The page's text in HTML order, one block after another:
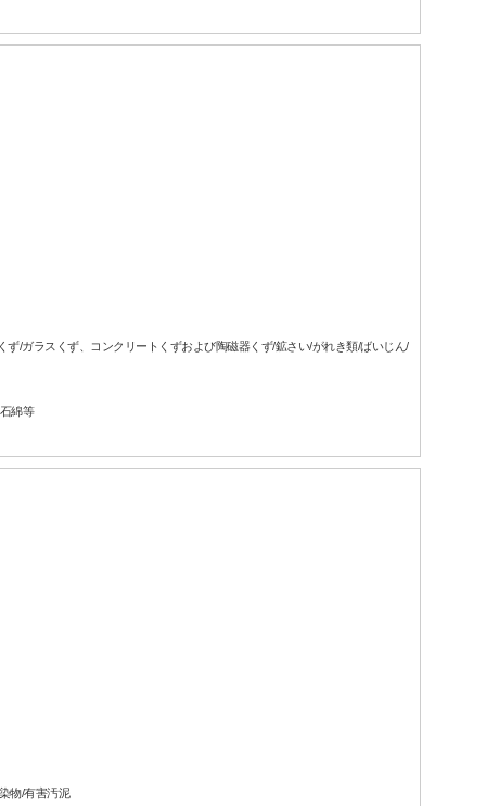
/ガラスくず、コンクリートくずおよび陶磁器くず/鉱さい/がれき類/ばいじん/
綿等
物/有害汚泥